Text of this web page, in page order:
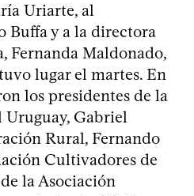
Uriarte, al
Buffa y a la directora
Fernanda Maldonado,
lugar el martes. En
los presidentes de la
Gabriel
Rural, Fernando
Cultivadores de
la Asociación